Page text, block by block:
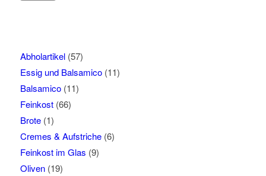
Abholartikel (57)
Essig und Balsamico (11)
Balsamico (11)
Feinkost (66)
Brote (1)
Cremes & Aufstriche (6)
Feinkost im Glas (9)
Oliven (19)